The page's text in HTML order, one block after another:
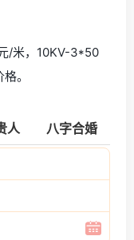
/米，10KV-3*50
。
人 八字合婚